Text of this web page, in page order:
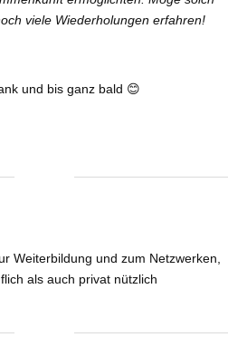
viele Wiederholungen erfahren!
und bis ganz bald 😊
Weiterbildung und zum Netzwerken,
als auch privat nützlich